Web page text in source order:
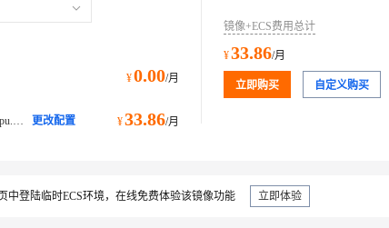
¥0.00/月
ecs.e-c1m1.large@ecs.buy.#simpleBuy.cpu.memory经济型 e 更改配置 ¥33.86/月
镜像+ECS费用总计
¥33.86/月
立即购买 自定义购买
登陆临时ECS环境，在线免费体验该镜像功能 立即体验